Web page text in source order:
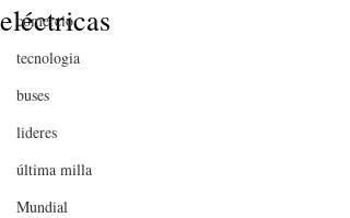
comercio
tecnologia
buses
lideres
última milla
Mundial
eléctricas